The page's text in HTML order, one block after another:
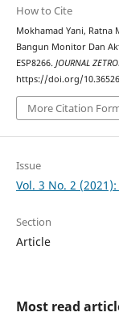
How to Cite
Mokhamad Yani, Ratna
Bangun Monitor Dan
ESP8266. JOURNAL
https://doi.org/
More Citation
Issue
Vol. 3 No. 2 (2021):
Section
Article
Most read